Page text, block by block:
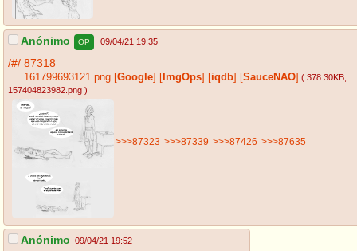
Anónimo OP 09/04/21 19:35
/#/ 87318
161799693121.png Google ImgOps iqdb SauceNAO ( 378.30KB
157404823982.png )
>>>87323 >>>87339 >>>87426 >>>87635
Anónimo 09/04/21 19:52